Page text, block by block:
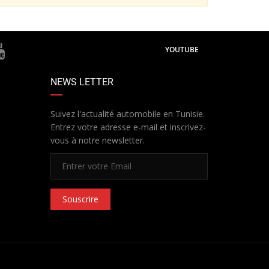
YOUTUBE
NEWS LETTER
Suivez l'actualité automobile en Tunisie.
Entrez votre adresse e-mail et inscrivez-
vous à notre newsletter.
Souscrire